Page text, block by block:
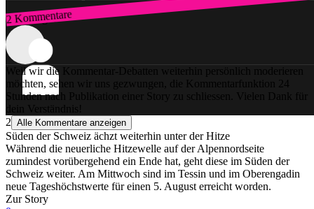
2 Kommentare
Zum Login
Weil wir die Kommentar-Debatten weiterhin persönlich moderieren
möchten, sehen wir uns gezwungen, die Kommentarfunktion 24
Stunden nach Publikation einer Story zu schliessen. Vielen Dank für
dein Verständnis!
2 Alle Kommentare anzeigen
Süden der Schweiz ächzt weiterhin unter der Hitze
Während die neuerliche Hitzewelle auf der Alpennordseite
zumindest vorübergehend ein Ende hat, geht diese im Süden der
Schweiz weiter. Am Mittwoch sind im Tessin und im Oberengadin
neue Tageshöchstwerte für einen 5. August erreicht worden.
Zur Story